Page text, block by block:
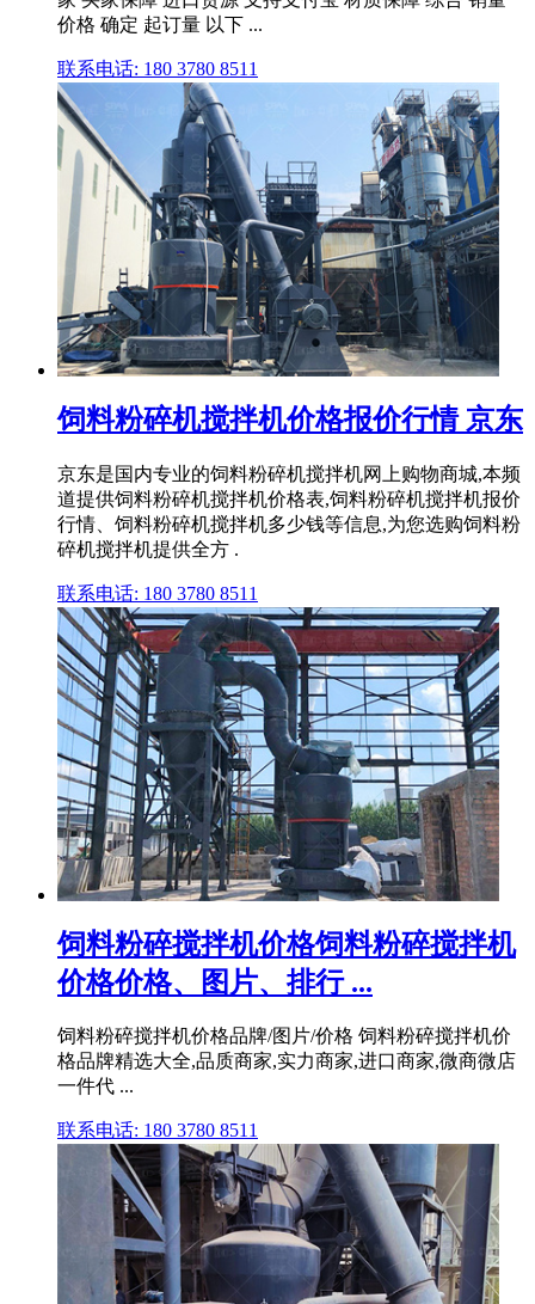
价格 确定 起订量 以下 ...
联系电话: 180 3780 8511
饲料粉碎机搅拌机价格报价行情 京东
京东是国内专业的饲料粉碎机搅拌机网上购物商城,本频
道提供饲料粉碎机搅拌机价格表,饲料粉碎机搅拌机报价
行情、饲料粉碎机搅拌机多少钱等信息,为您选购饲料粉
碎机搅拌机提供全方 .
联系电话: 180 3780 8511
饲料粉碎搅拌机价格饲料粉碎搅拌机
价格价格、图片、排行 ...
饲料粉碎搅拌机价格品牌/图片/价格 饲料粉碎搅拌机价
格品牌精选大全,品质商家,实力商家,进口商家,微商微店
一件代 ...
联系电话: 180 3780 8511